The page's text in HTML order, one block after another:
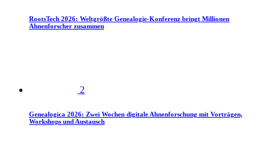
RootsTech 2026: Weltgrößte Genealogie-Konferenz bringt Millionen
Ahnenforscher zusammen
2
Genealogica 2026: Zwei Wochen digitale Ahnenforschung mit Vorträgen,
Workshops und Austausch